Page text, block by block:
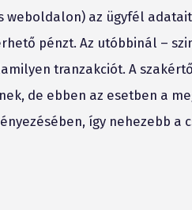
az ügyfél
pénzt. Az utóbbinál –
tranzakciót. A
de ebben az esetben a
így nehezebb a